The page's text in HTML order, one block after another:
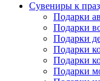
Сувениры к
Подарки
Подарки
Подарки
Подарки
Подарки
Подарки